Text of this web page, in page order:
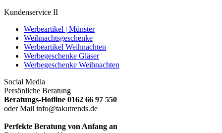
Kundenservice II
Werbeartikel | Münster
Weihnachtsgeschenke
Werbeartikel Weihnachten
Werbegeschenke Gläser
Werbegeschenke Weihnachten
Social Media
Persönliche Beratung
Beratungs-Hotline 0162 66 97 550
oder Mail info@takutrends.de
Perfekte Beratung von Anfang an